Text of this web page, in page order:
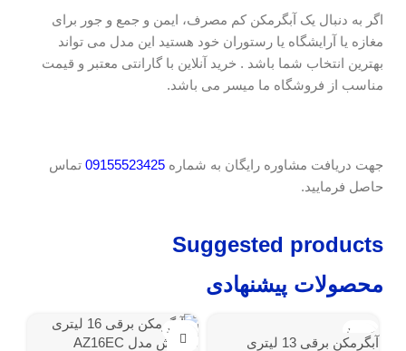
اگر به دنبال یک آبگرمکن کم مصرف، ایمن و جمع و جور برای
مغازه یا آرایشگاه یا رستوران خود هستید این مدل می تواند
بهترین انتخاب شما باشد . خرید آنلاین با گارانتی معتبر و قیمت
مناسب از فروشگاه ما میسر می باشد.
جهت دریافت مشاوره رایگان به شماره 09155523425 تماس
حاصل فرمایید.
Suggested products
محصولات پیشنهادی
ناموجود
آبگرمکن برقی 13 لیتری
ناموجود